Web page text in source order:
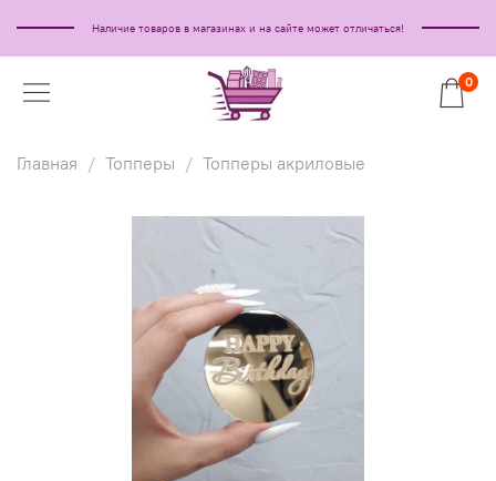
Наличие товаров в магазинах и на сайте может отличаться!
0
Главная Топперы Топперы акриловые